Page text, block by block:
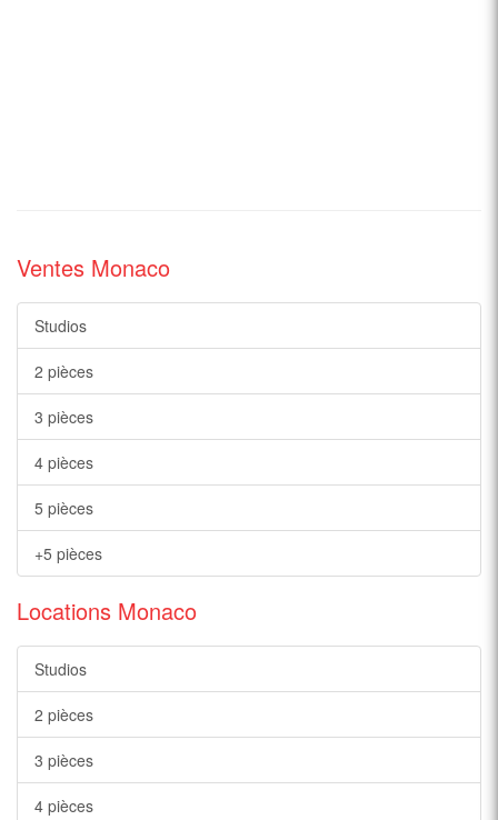
Ventes Monaco
Studios
2 pièces
3 pièces
4 pièces
5 pièces
+5 pièces
Locations Monaco
Studios
2 pièces
3 pièces
4 pièces